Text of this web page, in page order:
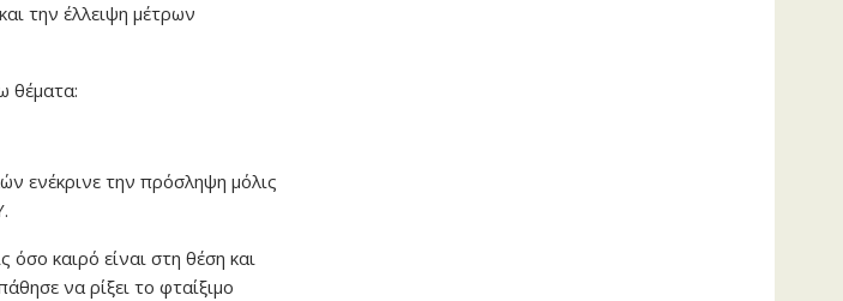
την έλλειψη μέτρων
θέματα:
ενέκρινε την πρόσληψη μόλις
όσο καιρό είναι στη θέση και
να ρίξει το φταίξιμο